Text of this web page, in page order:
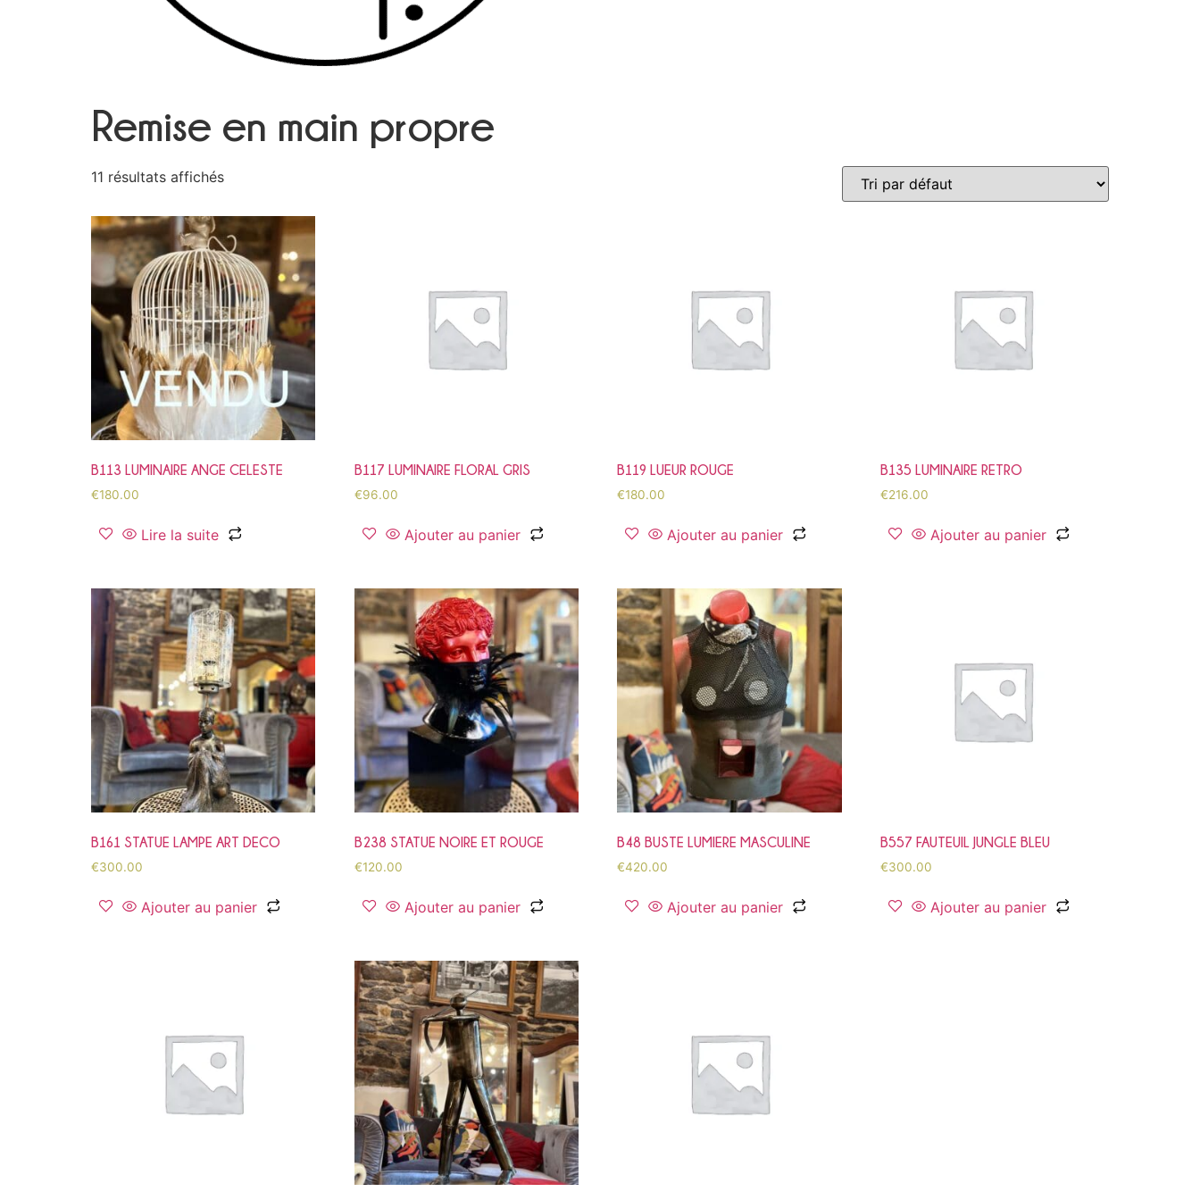
Remise en main propre
11 résultats affichés
B113 LUMINAIRE ANGE CELESTE
€180.00
Lire la suite
B117 LUMINAIRE FLORAL GRIS
€96.00
Ajouter au panier
B119 LUEUR ROUGE
€180.00
Ajouter au panier
B135 LUMINAIRE RETRO
€216.00
Ajouter au panier
B161 STATUE LAMPE ART DECO
€300.00
Ajouter au panier
B238 STATUE NOIRE ET ROUGE
€120.00
Ajouter au panier
B48 BUSTE LUMIERE MASCULINE
€420.00
Ajouter au panier
B557 FAUTEUIL JUNGLE BLEU
€300.00
Ajouter au panier